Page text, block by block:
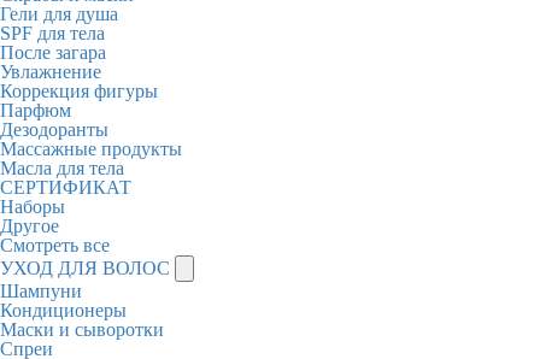
Гели для душа
SPF для тела
После загара
Увлажнение
Коррекция фигуры
Парфюм
Дезодоранты
Массажные продукты
Масла для тела
СЕРТИФИКАТ
Наборы
Другое
Смотреть все
УХОД ДЛЯ ВОЛОС
Шампуни
Кондиционеры
Маски и сыворотки
Спреи